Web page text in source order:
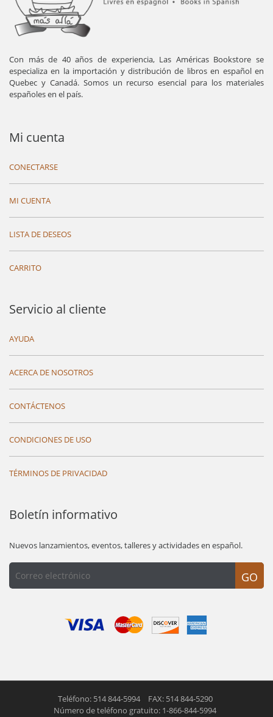
Con más de 40 años de experiencia, Las Américas Bookstore se
especializa en la importación y distribución de libros en español en
Quebec y Canadá. Somos un recurso esencial para los materiales
españoles en el país.
Mi cuenta
CONECTARSE
MI CUENTA
LISTA DE DESEOS
CARRITO
Servicio al cliente
AYUDA
ACERCA DE NOSOTROS
CONTÁCTENOS
CONDICIONES DE USO
TÉRMINOS DE PRIVACIDAD
Boletín informativo
Nuevos lanzamientos, eventos, talleres y actividades en español.
GO
Teléfono: 514 844-5994
FAX: 514 844-5290
Número de teléfono gratuito: 1-866-844-5994